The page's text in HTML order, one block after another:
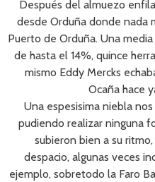
Después del almuezo
desde Orduña donde nada
Puerto de Orduña. Una
de hasta el 14%, quince
mismo Eddy Mercks
Ocaña hace
Una espesisima niebla
pudiendo realizar ninguna
subieron bien a su
despacio, algunas veces
ejemplo, sobretodo la Faro